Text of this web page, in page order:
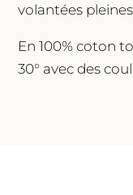
volantées
En 100% coton
30° avec des